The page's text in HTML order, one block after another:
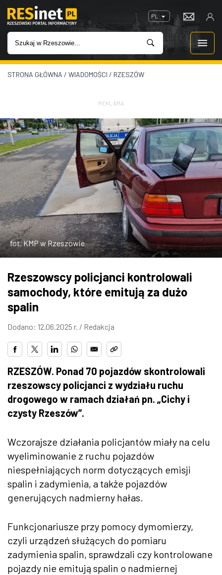
PL
WIADOMOŚCI
IMPREZY
ROZRYWKA
W KINACH
GASTRONOMIA
ZDJĘCIA
STRONA GŁÓWNA / WIADOMOŚCI / RZESZÓW
REKLAMA
fot. KMP w Rzeszowie
Rzeszowscy policjanci kontrolowali
samochody, które emitują za dużo
spalin
Dodano: 12.06.2025 r. / Redakcja
RZESZÓW. Ponad 70 pojazdów skontrolowali
rzeszowscy policjanci z wydziału ruchu
drogowego w ramach działań pn. „Cichy i
czysty Rzeszów”.
Wczorajsze działania policjantów miały na celu
wyeliminowanie z ruchu pojazdów
niespełniających norm dotyczących emisji
spalin i zadymienia, a także pojazdów
generujących nadmierny hałas.
Funkcjonariusze przy pomocy dymomierzy,
czyli urządzeń służących do pomiaru
zadymienia spalin, sprawdzali czy kontrolowane
pojazdy nie emitują spalin o nadmiernej